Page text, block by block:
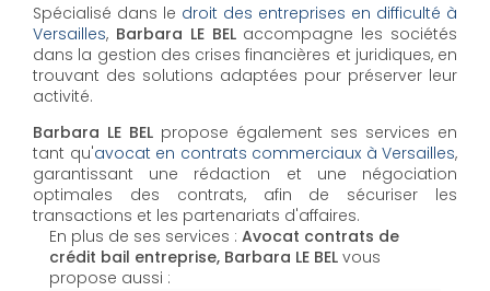
Spécialisé dans le droit des entreprises en difficulté à
Versailles, Barbara LE BELaccompagne les sociétés
dans la gestion des crises financières et juridiques, en
trouvant des solutions adaptées pour préserver leur
activité.
Barbara LE BEL propose également ses services en
tant qu'avocat en contrats commerciaux à Versailles,
garantissant une rédaction et une négociation
optimales des contrats, afin de sécuriser les
transactions et les partenariats d'affaires.
En plus de ses services : Avocat contrats de
crédit bail entreprise, Barbara LE BEL vous
propose aussi :